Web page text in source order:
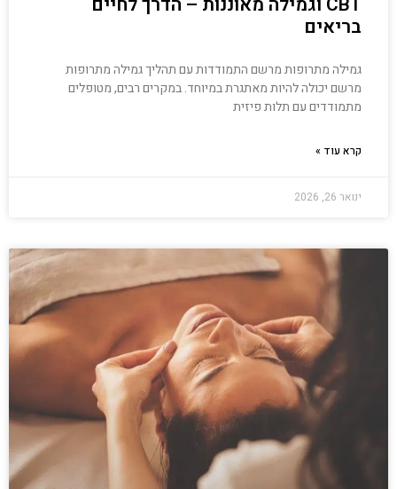
בריאים
גמילה מתרופות מרשם התמודדות עם תהליך גמילה מתרופות
מרשם יכולה להיות מאתגרת במיוחד. במקרים רבים, מטופלים
מתמודדים עם תלות פיזית
קרא עוד »
ינואר 26, 2026